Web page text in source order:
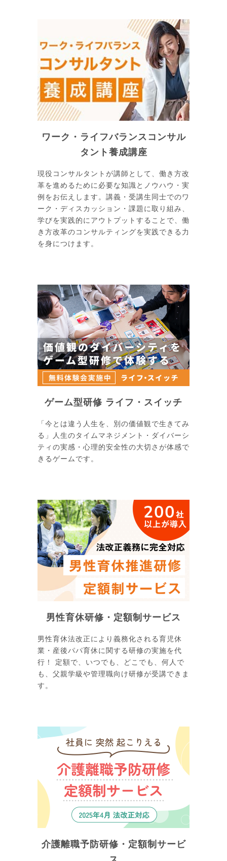
ワーク・ライフバランスコンサル
タント養成講座
現役コンサルタントが講師として、働き方改
革を進めるために必要な知識とノウハウ・実
例をお伝えします。講義・受講生同士でのワ
ーク・ディスカッション・課題に取り組み、
学びを実践的にアウトプットすることで、働
き方改革のコンサルティングを実践できる力
を身につけます。
ゲーム型研修 ライフ・スイッチ
「今とは違う人生を、別の価値観で生きてみ
る」人生のタイムマネジメント・ダイバーシ
ティの実感・心理的安全性の大切さが体感で
きるゲームです。
男性育休研修・定額制サービス
男性育休法改正により義務化される育児休
業・産後パパ育休に関する研修の実施を代
行！ 定額で、いつでも、どこでも、何人で
も、父親学級や管理職向け研修が受講できま
す。
介護離職予防研修・定額制サービ